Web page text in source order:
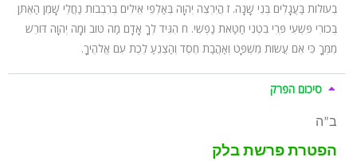
בְעוֹלוֹת בַּעֲגָלִים בְּנֵי שָׁנָה. ז הֲיִרְצֶה יְהוָה בְּאַלְפֵי אֵילִים בְּרִבְבוֹת נַחֲלֵי שָׁמֶן הַאֶתֵּן
בְּכוֹרִי פִּשְׁעִי פְּרִי בִטְנִי חַטַּאת נַפְשִׁי. ח הִגִּיד לְךָ אָדָם מַה טּוֹב וּמָה יְהוָה דּוֹרֵשׁ
מִמְּךָ כִּי אִם עֲשׂוֹת מִשְׁפָּט וְאַהֲבַת חֶסֶד וְהַצְנֵעַ לֶכֶת עִם אֱלֹהֶיךָ.
סיכום הפרק
ב”ה
הפטרת פרשת בלק